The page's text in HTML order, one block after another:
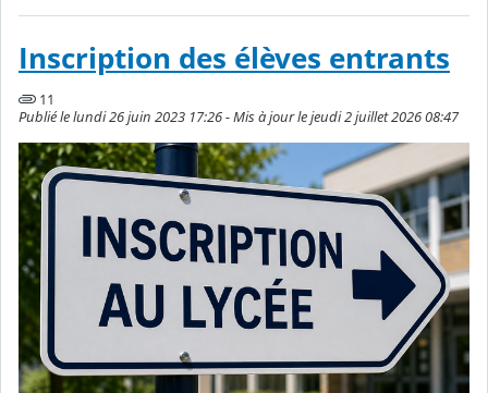
Inscription des élèves entrants
11
Publié le lundi 26 juin 2023 17:26 - Mis à jour le jeudi 2 juillet 2026 08:47